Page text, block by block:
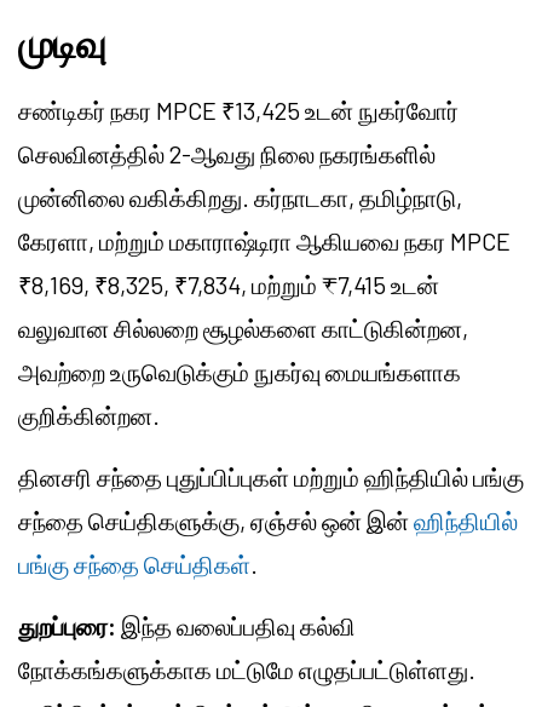
முடிவு
சண்டிகர் நகர MPCE ₹13,425 உடன் நுகர்வோர்
செலவினத்தில் 2-ஆவது நிலை நகரங்களில்
முன்னிலை வகிக்கிறது. கர்நாடகா, தமிழ்நாடு,
கேரளா, மற்றும் மகாராஷ்டிரா ஆகியவை நகர MPCE
₹8,169, ₹8,325, ₹7,834, மற்றும் ₹7,415 உடன்
வலுவான சில்லறை சூழல்களை காட்டுகின்றன,
அவற்றை உருவெடுக்கும் நுகர்வு மையங்களாக
குறிக்கின்றன.
தினசரி சந்தை புதுப்பிப்புகள் மற்றும் ஹிந்தியில் பங்கு
சந்தை செய்திகளுக்கு, ஏஞ்சல் ஒன் இன்ஹிந்தியில்
பங்கு சந்தை செய்திகள்.
துறப்புரை: இந்த வலைப்பதிவு கல்வி
நோக்கங்களுக்காக மட்டுமே எழுதப்பட்டுள்ளது.